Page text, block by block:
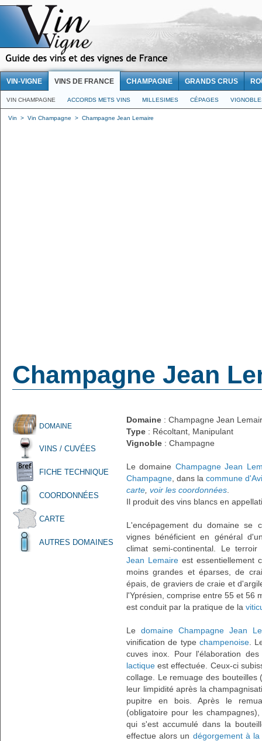
VIN-VIGNE VINS DE FRANCE CHAMPAGNE GRANDS CRUS
VIN CHAMPAGNE ACCORDS METS VINS MILLESIMES CÉPAGES
Vin > Vin Champagne > Champagne Jean Lemaire
Champagne Jean
DOMAINE
VINS / CUVÉES
FICHE TECHNIQUE
COORDONNÉES
CARTE
AUTRES DOMAINES
Domaine : Champagne Jean
Type : Récoltant, Manipulant
Vignoble : Champagne
Le domaine Champagne Jean
Champagne , dans la commune
carte voir les coordonnées
Il produit des vins blancs en
L'encépagement du domaine se
vignes bénéficient en général
climat semi-continental. Le
Jean Lemaireest essentiellement
moins grandes et éparses, de
épais, de graviers de craie et
l'Yprésien, comprise entre 55 et 56
est conduit par la pratique de la
Ledomaine Champagne Jean
vinification de type champenoise.
cuves inox. Pour l'élaboration
lactique est effectuée. Ceux-ci
collage. Le remuage des
leur limpidité après la
pupitre en bois. Après le
(obligatoire pour les
qui s'est accumulé dans la
effectue alors un dégorgement à la